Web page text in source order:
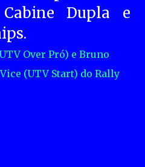
Dupla e
Over Pró) e Bruno
(UTV Start) do Rally